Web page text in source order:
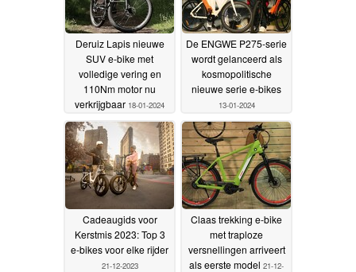
Deruiz Lapis nieuwe
SUV e-bike met
volledige vering en
110Nm motor nu
verkrijgbaar 18-01-2024
De ENGWE P275-serie
wordt gelanceerd als
kosmopolitische
nieuwe serie e-bikes
13-01-2024
Cadeaugids voor
Kerstmis 2023: Top 3
e-bikes voor elke rijder
21-12-2023
Claas trekking e-bike
met traploze
versnellingen arriveert
als eerste model 21-12-